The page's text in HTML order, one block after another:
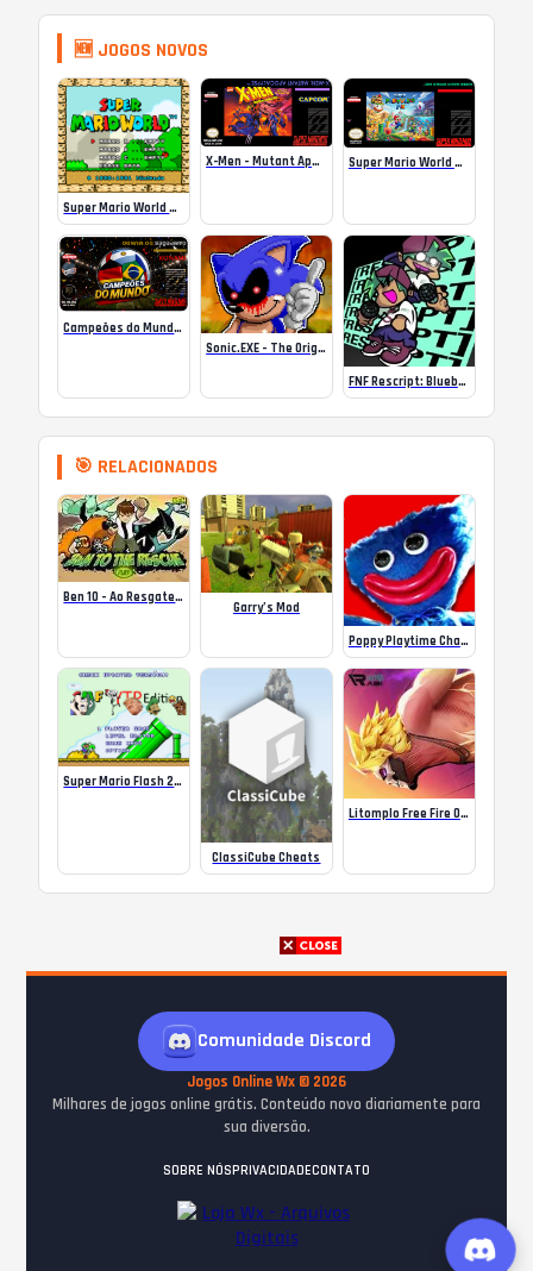
🆕 JOGOS NOVOS
Super Mario World SA-1 Online
X-Men – Mutant Apocalypse Rebalanced Online Super Mario World Mix Online
Campeões do Mundo (ISS) Online
Sonic.EXE – The Original Game Online
FNF Rescript: Blueballed
🎯 RELACIONADOS
Ben 10 – Ao Resgate, Ben!
Garry’s Mod
Poppy Playtime Chapter 2 – Huggy Wuggy Online
Super Mario Flash 2 YTP Edition
ClassiCube Cheats
Litomplo Free Fire Online
Comunidade Discord
Jogos Online Wx © 2026
Milhares de jogos online grátis. Conteúdo novo diariamente para
sua diversão.
SOBRE NÓSPRIVACIDADECONTATO